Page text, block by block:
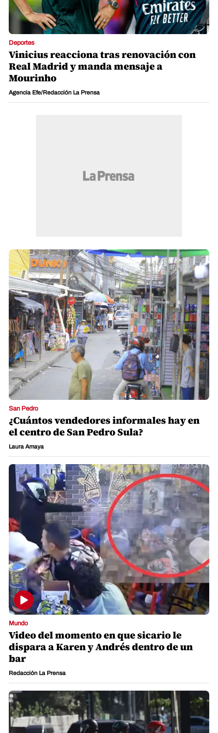
Deportes
Vinicius reacciona tras renovación con
Real Madrid y manda mensaje a
Mourinho
Agencia Efe/Redacción La Prensa
San Pedro
¿Cuántos vendedores informales hay en
el centro de San Pedro Sula?
Laura Amaya
Mundo
Video del momento en que sicario le
dispara a Karen y Andrés dentro de un
bar
Redacción La Prensa